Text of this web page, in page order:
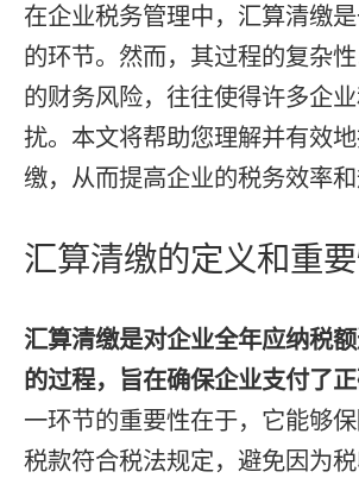
在企业税务管理中，汇算清缴
的环节。然而，其过程的复杂
的财务风险，往往使得许多企
扰。本文将帮助您理解并有效
缴，从而提高企业的税务效率和
汇算清缴的定义和重
汇算清缴是对企业全年应纳税
的过程，旨在确保企业支付了
一环节的重要性在于，它能够
税款符合税法规定，避免因为